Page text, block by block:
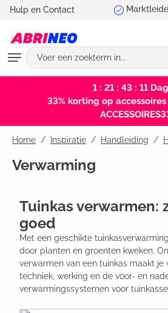
Hulp en Contact
1 : 21 : 43 : 10
33% korting op
Home Inspiratie / Handleiding /
Verwarming
Tuinkas verwarmen:
goed
Met een geschikte
door planten en groenten kweken.
verwarmen van een tuinkas maakt je
techniek, werking en de voor- en
verwarmingssystemen voor